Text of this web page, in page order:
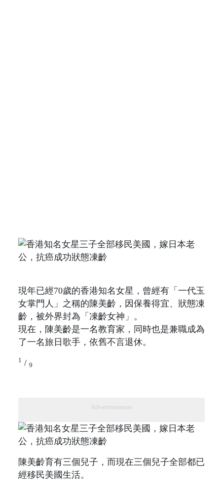
現年已經70歲的香港知名女星，曾經有「一代玉
女掌門人」之稱的陳美齡，因保養得宜、狀態凍
齡，被外界封為「凍齡女神」。
現在，陳美齡是一名教育家，同時也是兼職成為
了一名旅日歌手，依舊不言退休。
1 / 9
Advertisements
陳美齡育有三個兒子，而現在三個兒子全部都已
經移民美國生活。